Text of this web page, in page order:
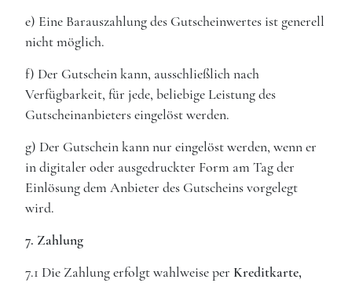
e) Eine Barauszahlung des Gutscheinwertes ist generell
nicht möglich.
f) Der Gutschein kann, ausschließlich nach
Verfügbarkeit, für jede, beliebige Leistung des
Gutscheinanbieters eingelöst werden.
g) Der Gutschein kann nur eingelöst werden, wenn er
in digitaler oder ausgedruckter Form am Tag der
Einlösung dem Anbieter des Gutscheins vorgelegt
wird.
7. Zahlung
7.1 Die Zahlung erfolgt wahlweise per Kreditkarte,